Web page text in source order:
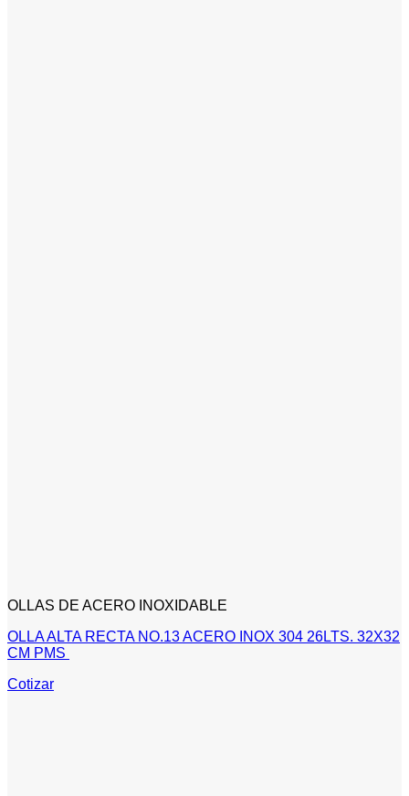
OLLAS DE ACERO INOXIDABLE
OLLA ALTA RECTA NO.13 ACERO INOX 304 26LTS. 32X32
CM PMS
Cotizar